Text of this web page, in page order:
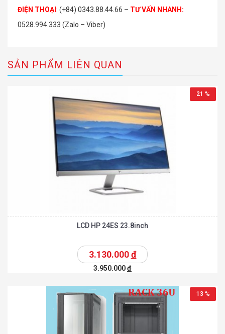
ĐIỆN THOẠI : (+84) 0343.88.44.66 – TƯ VẤN NHANH :
0528.994.333 (Zalo – Viber)
SẢN PHẨM LIÊN QUAN
21 %
LCD HP 24ES 23.8inch
3.130.000đ
3.950.000đ
13 %